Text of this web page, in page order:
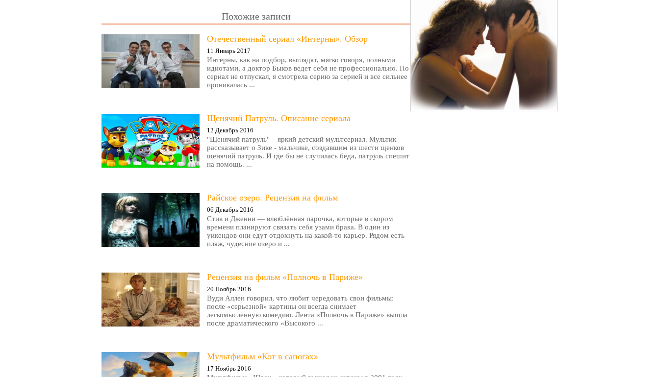
Похожие записи
Отечественный сериал «Интерны». Обзор
11 Январь 2017
Интерны, как на подбор, выглядят, мягко говоря, полными
идиотами, а доктор Быков ведет себя не профессионально. Но
сериал не отпускал, я смотрела серию за серией и все сильнее
проникалась ...
Щенячий Патруль. Описание сериала
12 Декабрь 2016
"Щенячий патруль" – яркий детский мультсериал. Мультик
рассказывает о Зике - мальчике, создавшим из шести щенков
щенячий патруль. И где бы не случилась беда, патруль спешит
на помощь. ...
Райское озеро. Рецензия на фильм
06 Декабрь 2016
Стив и Дженни — влюблённая парочка, которые в скором
времени планируют связать себя узами брака. В один из
уикендов они едут отдохнуть на какой-то карьер. Рядом есть
пляж, чудесное озеро и ...
Рецензия на фильм «Полночь в Париже»
20 Ноябрь 2016
Вуди Аллен говорил, что любит чередовать свои фильмы:
после «серьезной» картины он всегда снимает
легкомысленную комедию. Лента «Полночь в Париже» вышла
после драматического «Высокого ...
Мультфильм «Кот в сапогах»
17 Ноябрь 2016